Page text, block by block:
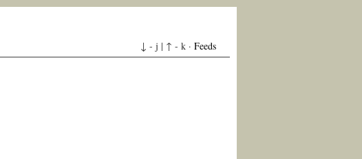
↓ - j | ↑ - k · Feeds